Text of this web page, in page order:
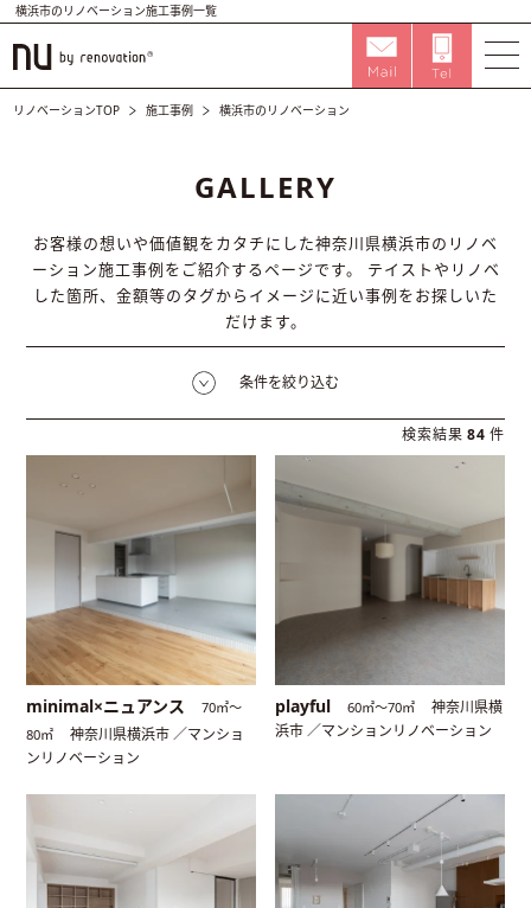
横浜市のリノベーション施工事例一覧
リノベーションTOP 施工事例 横浜市のリノベーション
GALLERY
お客様の想いや価値観をカタチにした神奈川県横浜市のリノベ
ーション施工事例をご紹介するページです。
テイストやリノベ
した箇所、金額等のタグからイメージに近い事例をお探しいた
だけます。
条件を絞り込む
検索結果 84 件
minimal×ニュアンス
70㎡〜
80㎡
神奈川県横浜市 ／マンショ
ンリノベーション
playful 60㎡〜70㎡
神奈川県横
浜市 ／マンションリノベーション